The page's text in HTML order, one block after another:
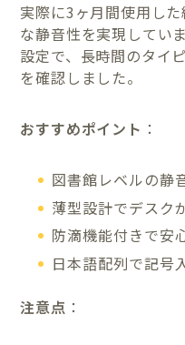
実際に3ヶ月間使用し
な静音性を実現してい
設定で、長時間のタイ
を確認しました。
おすすめポイント ：
図書館レベルの静
薄型設計でデスク
防滴機能付きで安
日本語配列で記号
注意点 ：